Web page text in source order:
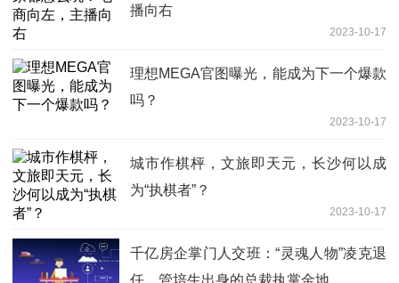
播向右
2023-10-17
理想MEGA官图曝光，能成为下一个爆款
吗？
2023-10-17
城市作棋枰，文旅即天元，长沙何以成
为“执棋者”？
2023-10-17
千亿房企掌门人交班：“灵魂人物”凌克退
任，管培生出身的总裁执掌金地